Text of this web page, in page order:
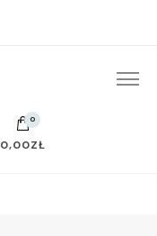
0
0,00ZŁ